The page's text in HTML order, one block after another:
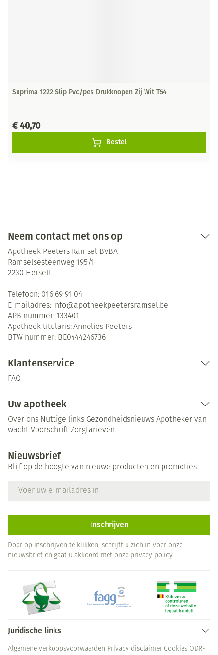
Suprima 1222 Slip Pvc/pes Drukknopen Zij Wit T54
€ 40,70
Bestel
Neem contact met ons op
Apotheek Peeters Ramsel BVBA
Ramselsesteenweg 195/1
2230 Herselt
Telefoon: 016 69 91 04
E-mailadres: info@apotheekpeetersramsel.be
APB nummer: 133401
Apotheek titularis: Annelies Peeters
BTW nummer: BE0444246736
Klantenservice
FAQ
Uw apotheek
Over ons Nuttige links Gezondheidsnieuws Apotheker van
wacht Voorschrift Zorgtarieven
Nieuwsbrief
Blijf op de hoogte van nieuwe producten en promoties
Inschrijven
Door op inschrijven te klikken, schrijft u zich in voor onze
nieuwsbrief en gaat u akkoord met onze privacy policy.
Juridische links
Algemene verkoopsvoorwaarden Privacy disclaimer Cookies ODR-